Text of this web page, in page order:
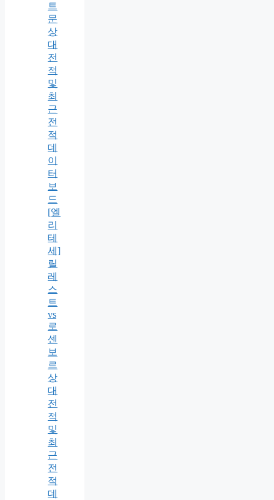
트
문
상
대
전
적
및
최
근
전
적
데
이
터
보
드
[엘
리
테
세]
릴
레
스
트
vs
로
센
보
르
상
대
전
적
및
최
근
전
적
데